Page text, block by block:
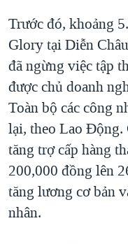
Trước đó, khoảng
Glory tại Diễn
đã ngừng việc tập
được chủ doanh
Toàn bộ các công
lại, theo Lao Động.
tăng trợ cấp hàng
200,000 đồng lên
tăng lương cơ bản
nhân.